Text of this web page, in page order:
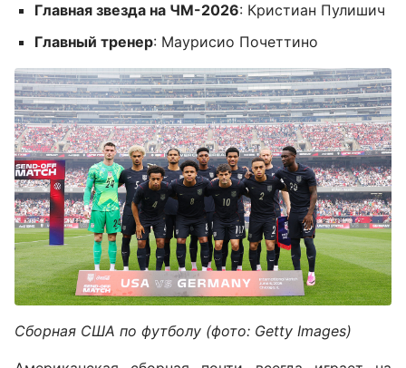
Главная звезда на ЧМ-2026: Кристиан Пулишич
Главный тренер: Маурисио Почеттино
Сборная США по футболу (фото: Getty Images)